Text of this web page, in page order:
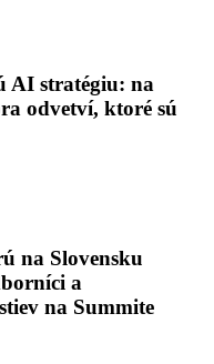
AI stratégiu: na
odvetví, ktoré sú
na Slovensku
a
na Summite